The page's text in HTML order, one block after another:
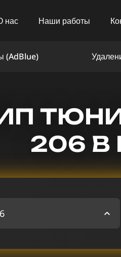
нас Наши работы
(AdBlue)
206 В